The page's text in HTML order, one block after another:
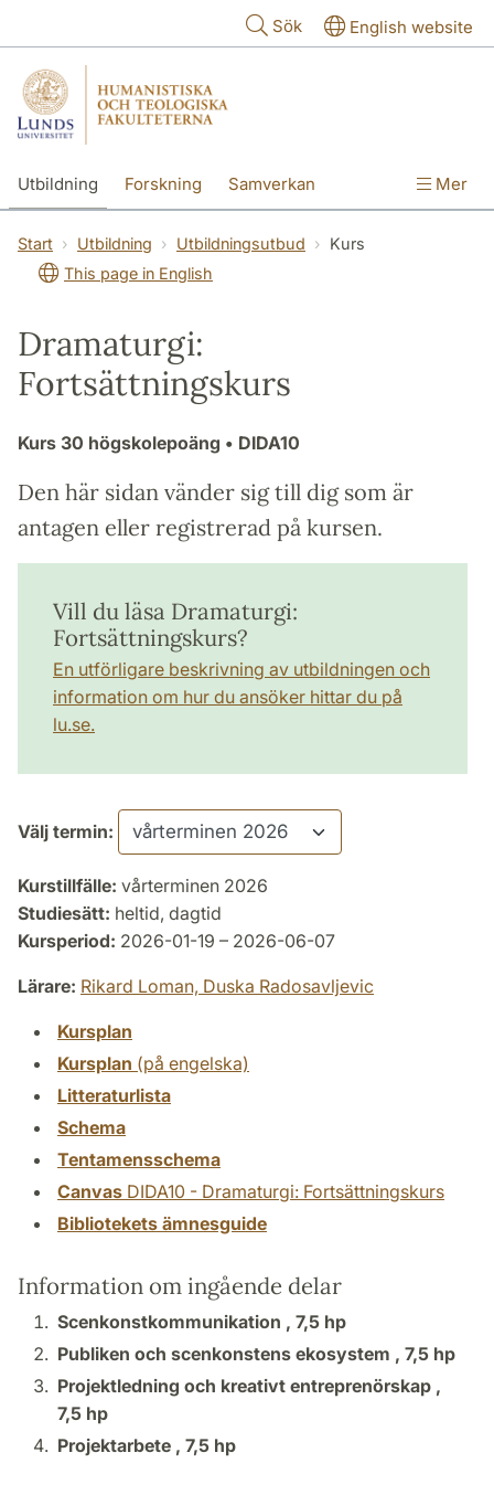
Sök English website
Utbildning Forskning Samverkan Mer
Start Utbildning Utbildningsutbud
Kurs
This page in English
Dramaturgi:
Fortsättningskurs
Kurs 30 högskolepoäng • DIDA10
Den här sidan vänder sig till dig som är
antagen eller registrerad på kursen.
Vill du läsa Dramaturgi:
Fortsättningskurs?
En utförligare beskrivning av utbildningen och
information om hur du ansöker hittar du på
lu.se.
Välj termin:
Kurstillfälle: vårterminen 2026
Studiesätt: heltid, dagtid
Kursperiod: 2026-01-19 – 2026-06-07
Lärare: Rikard Loman, Duska Radosavljevic
Kursplan
Kursplan (på engelska)
Litteraturlista
Schema
Tentamensschema
Canvas DIDA10 - Dramaturgi: Fortsättningskurs
Bibliotekets ämnesguide
Information om ingående delar
Scenkonstkommunikation , 7,5 hp
Publiken och scenkonstens ekosystem , 7,5 hp
Projektledning och kreativt entreprenörskap ,
7,5 hp
Projektarbete , 7,5 hp